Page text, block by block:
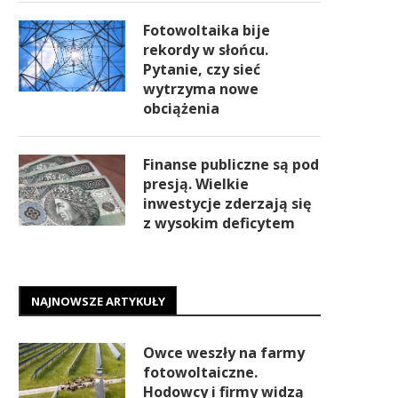
Fotowoltaika bije
rekordy w słońcu.
Pytanie, czy sieć
wytrzyma nowe
obciążenia
Finanse publiczne są pod
presją. Wielkie
inwestycje zderzają się
z wysokim deficytem
NAJNOWSZE ARTYKUŁY
Owce weszły na farmy
fotowoltaiczne.
Hodowcy i firmy widzą